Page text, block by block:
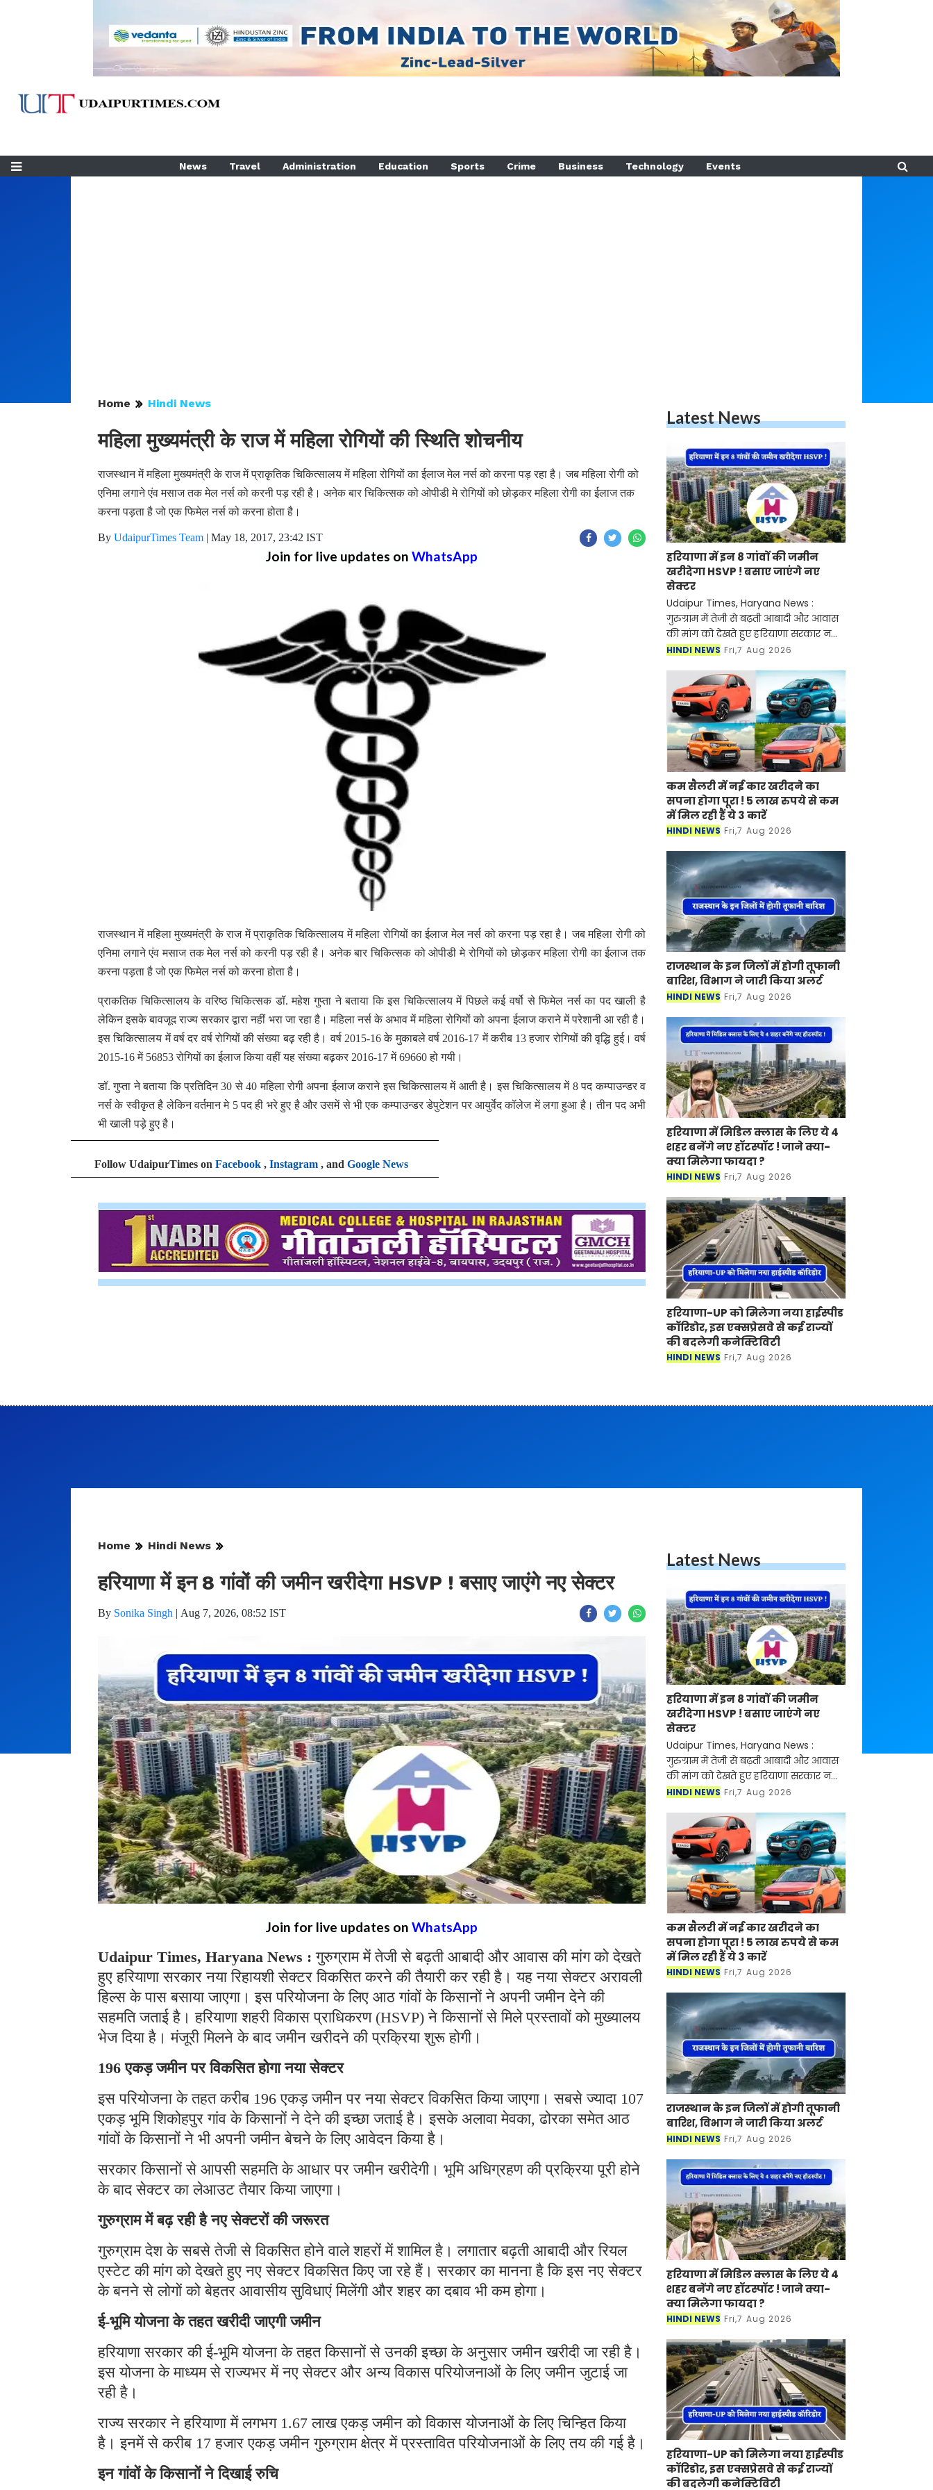
News Travel Administration Education Sports Crime Business Technology Events
Home Hindi News
महिला मुख्यमंत्री के राज में महिला रोगियों की स्थिति शोचनीय
राजस्थान में महिला मुख्यमंत्री के राज में प्राकृतिक चिकित्सालय में महिला रोगियों का ईलाज मेल नर्स को करना पड़ रहा है। जब महिला रोगी को
एनिमा लगाने एंव मसाज तक मेल नर्स को करनी पड़ रही है। अनेक बार चिकित्सक को ओपीडी मे रोगियों को छोड़कर महिला रोगी का ईलाज तक
करना पड़ता है जो एक फिमेल नर्स को करना होता है।
By UdaipurTimes Team | May 18, 2017, 23:42 IST
Join for live updates on WhatsApp
राजस्थान में महिला मुख्यमंत्री के राज में प्राकृतिक चिकित्सालय में महिला रोगियों का ईलाज मेल नर्स को करना पड़ रहा है। जब महिला रोगी को
एनिमा लगाने एंव मसाज तक मेल नर्स को करनी पड़ रही है। अनेक बार चिकित्सक को ओपीडी मे रोगियों को छोड़कर महिला रोगी का ईलाज तक
करना पड़ता है जो एक फिमेल नर्स को करना होता है।
प्राकतिक चिकित्सालय के वरिष्ठ चिकित्सक डॉ. महेश गुप्ता ने बताया कि इस चिकित्सालय में पिछले कई वर्षो से फिमेल नर्स का पद खाली है
लेकिन इसके बावजूद राज्य सरकार द्वारा नहीं भरा जा रहा है। महिला नर्स के अभाव में महिला रोगियों को अपना ईलाज कराने में परेशानी आ रही है।
इस चिकित्सालय में वर्ष दर वर्ष रोगियों की संख्या बढ़़ रही है। वर्ष 2015-16 के मुकाबले वर्ष 2016-17 में करीब 13 हजार रोगियों की वृद्धि हुई। वर्ष
2015-16 में 56853 रोगियों का ईलाज किया वहीं यह संख्या बढ़़कर 2016-17 में 69660 हो गयी।
डॉ. गुप्ता ने बताया कि प्रतिदिन 30 से 40 महिला रोगी अपना ईलाज कराने इस चिकित्सालय में आती है। इस चिकित्सालय में 8 पद कम्पाउन्डर व
नर्स के स्वीकृत है लेकिन वर्तमान मे 5 पद ही भरे हुए है और उसमें से भी एक कम्पाउन्डर डेपुटेशन पर आयुर्वेद कॉलेज में लगा हुआ है। तीन पद अभी
भी खाली पड़े हुए है।
Follow UdaipurTimes on Facebook , Instagram , and Google News
Latest News
हरियाणा में इन 8 गांवों की जमीन
खरीदेगा HSVP ! बसाए जाएंगे नए
सेक्टर
Udaipur Times, Haryana News :
गुरुग्राम में तेजी से बढ़ती आबादी और आवास
की मांग को देखते हुए हरियाणा सरकार नया
रिहायशी सेक्टर विकसित करने की तैयारी
के पास बसाया
HINDI NEWS Fri,7 Aug 2026
कम सैलरी में नई कार खरीदने का
सपना होगा पूरा ! 5 लाख रुपये से कम
में मिल रही हैं ये 3 कारें
HINDI NEWS Fri,7 Aug 2026
राजस्थान के इन जिलों में होगी तूफानी
बारिश, विभाग ने जारी किया अलर्ट
HINDI NEWS Fri,7 Aug 2026
हरियाणा में मिडिल क्लास के लिए ये 4
शहर बनेंगे नए हॉटस्पॉट ! जाने क्या-
क्या मिलेगा फायदा ?
HINDI NEWS Fri,7 Aug 2026
हरियाणा-UP को मिलेगा नया हाईस्पीड
कॉरिडोर, इस एक्सप्रेसवे से कई राज्यों
की बदलेगी कनेक्टिविटी
HINDI NEWS Fri,7 Aug 2026
Home Hindi News
हरियाणा में इन 8 गांवों की जमीन खरीदेगा HSVP ! बसाए जाएंगे नए सेक्टर
By Sonika Singh | Aug 7, 2026, 08:52 IST
Join for live updates on WhatsApp
Udaipur Times, Haryana News :गुरुग्राम में तेजी से बढ़ती आबादी और आवास की मांग को देखते
हुए हरियाणा सरकार नया रिहायशी सेक्टर विकसित करने की तैयारी कर रही है। यह नया सेक्टर अरावली
हिल्स के पास बसाया जाएगा। इस परियोजना के लिए आठ गांवों के किसानों ने अपनी जमीन देने की
सहमति जताई है। हरियाणा शहरी विकास प्राधिकरण (HSVP) ने किसानों से मिले प्रस्तावों को मुख्यालय
भेज दिया है। मंजूरी मिलने के बाद जमीन खरीदने की प्रक्रिया शुरू होगी।
196 एकड़ जमीन पर विकसित होगा नया सेक्टर
इस परियोजना के तहत करीब 196 एकड़ जमीन पर नया सेक्टर विकसित किया जाएगा। सबसे ज्यादा 107
एकड़ भूमि शिकोहपुर गांव के किसानों ने देने की इच्छा जताई है। इसके अलावा मेवका, ढोरका समेत आठ
गांवों के किसानों ने भी अपनी जमीन बेचने के लिए आवेदन किया है।
सरकार किसानों से आपसी सहमति के आधार पर जमीन खरीदेगी। भूमि अधिग्रहण की प्रक्रिया पूरी होने
के बाद सेक्टर का लेआउट तैयार किया जाएगा।
गुरुग्राम में बढ़ रही है नए सेक्टरों की जरूरत
गुरुग्राम देश के सबसे तेजी से विकसित होने वाले शहरों में शामिल है। लगातार बढ़ती आबादी और रियल
एस्टेट की मांग को देखते हुए नए सेक्टर विकसित किए जा रहे हैं। सरकार का मानना है कि इस नए सेक्टर
के बनने से लोगों को बेहतर आवासीय सुविधाएं मिलेंगी और शहर का दबाव भी कम होगा।
ई-भूमि योजना के तहत खरीदी जाएगी जमीन
हरियाणा सरकार की ई-भूमि योजना के तहत किसानों से उनकी इच्छा के अनुसार जमीन खरीदी जा रही है।
इस योजना के माध्यम से राज्यभर में नए सेक्टर और अन्य विकास परियोजनाओं के लिए जमीन जुटाई जा
रही है।
राज्य सरकार ने हरियाणा में लगभग 1.67 लाख एकड़ जमीन को विकास योजनाओं के लिए चिन्हित किया
है। इनमें से करीब 17 हजार एकड़ जमीन गुरुग्राम क्षेत्र में प्रस्तावित परियोजनाओं के लिए तय की गई है।
इन गांवों के किसानों ने दिखाई रुचि
Latest News
हरियाणा में इन 8 गांवों की जमीन
खरीदेगा HSVP ! बसाए जाएंगे नए
सेक्टर
Udaipur Times, Haryana News :
गुरुग्राम में तेजी से बढ़ती आबादी और आवास
की मांग को देखते हुए हरियाणा सरकार नया
रिहायशी सेक्टर विकसित करने की तैयारी
के पास बसाया
HINDI NEWS Fri,7 Aug 2026
कम सैलरी में नई कार खरीदने का
सपना होगा पूरा ! 5 लाख रुपये से कम
में मिल रही हैं ये 3 कारें
HINDI NEWS Fri,7 Aug 2026
राजस्थान के इन जिलों में होगी तूफानी
बारिश, विभाग ने जारी किया अलर्ट
HINDI NEWS Fri,7 Aug 2026
हरियाणा में मिडिल क्लास के लिए ये 4
शहर बनेंगे नए हॉटस्पॉट ! जाने क्या-
क्या मिलेगा फायदा ?
HINDI NEWS Fri,7 Aug 2026
हरियाणा-UP को मिलेगा नया हाईस्पीड
कॉरिडोर, इस एक्सप्रेसवे से कई राज्यों
की बदलेगी कनेक्टिविटी